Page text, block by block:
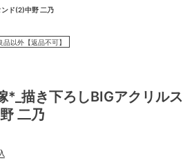
ド(2)中野 二乃
品以外【返品不可】
*_描き下ろしBIGアクリルス
二乃